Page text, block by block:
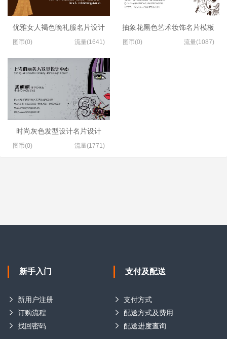
优雅女人褐色晚礼服名片设计
图币(0) 流量(1641)
时尚灰色发型设计名片设计
图币(0) 流量(1771)
抽象花黑色艺术妆饰名片模板
图币(0) 流量(1087)
新手入门
新用户注册
订购流程
找回密码
支付及配送
支付方式
配送方式及费用
配送进度查询